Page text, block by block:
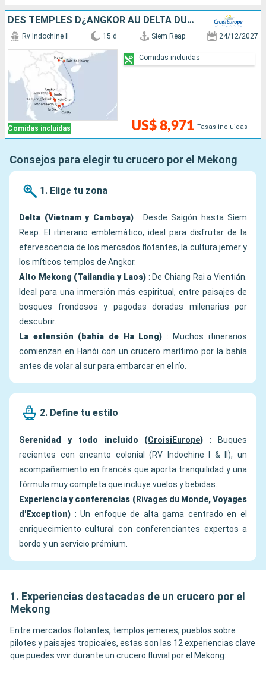
DES TEMPLES D¿ANGKOR AU DELTA DU MÉKONG, VIVEZ DES FÊTES DE FIN D¿ANNÉE UNIQUES ET DÉPAYSANTES- & HANOÏ ET LA BAIE D'ALONG
Comidas incluidas
Rv Indochine II 15 d Siem Reap 24/12/2027
US$ 8,971 Tasas incluidas
Comidas incluidas
Consejos para elegir tu crucero por el Mekong
1. Elige tu zona
Delta (Vietnam y Camboya): Desde Saigón hasta Siem
Reap. El itinerario emblemático, ideal para disfrutar de la
efervescencia de los mercados flotantes, la cultura jemer y
los míticos templos de Angkor.
Alto Mekong (Tailandia y Laos): De Chiang Rai a Vientián.
Ideal para una inmersión más espiritual, entre paisajes de
bosques frondosos y pagodas doradas milenarias por
descubrir.
La extensión (bahía de Ha Long) : Muchos itinerarios
comienzan en Hanói con un crucero marítimo por la bahía
antes de volar al sur para embarcar en el río.
2. Define tu estilo
Serenidad y todo incluido (CroisiEurope) : Buques
recientes con encanto colonial (RV Indochine I & II), un
acompañamiento en francés que aporta tranquilidad y una
fórmula muy completa que incluye vuelos y bebidas.
Experiencia y conferencias (Rivages du Monde, Voyages
d'Exception) : Un enfoque de alta gama centrado en el
enriquecimiento cultural con conferenciantes expertos a
bordo y un servicio prémium.
1. Experiencias destacadas de un crucero por el
Mekong
Entre mercados flotantes, templos jemeres, pueblos sobre
pilotes y paisajes tropicales, estas son las 12 experiencias clave
que puedes vivir durante un crucero fluvial por el Mekong: